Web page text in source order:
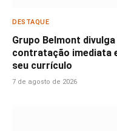
DESTAQUE
Grupo Belmont
contratação imediata
seu currículo
7 de agosto de 2026